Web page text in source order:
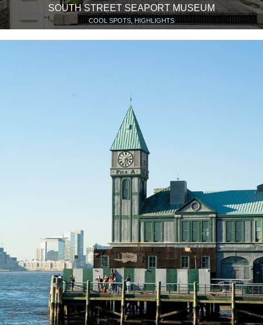
SOUTH STREET SEAPORT MUSEUM
COOL SPOTS, HIGHLIGHTS